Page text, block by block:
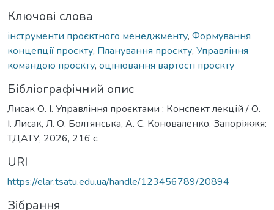
Ключові слова
інструменти проєктного менеджменту, Формування
концепції проєкту, Планування проєкту, Управління
командою проєкту, оцінювання вартості проєкту
Бібліографічний опис
Лисак О. І. Управління проєктами : Конспект лекцій / О.
І. Лисак, Л. О. Болтянська, А. С. Коноваленко. Запоріжжя:
ТДАТУ, 2026, 216 с.
URI
https://elar.tsatu.edu.ua/handle/123456789/20894
Зібрання